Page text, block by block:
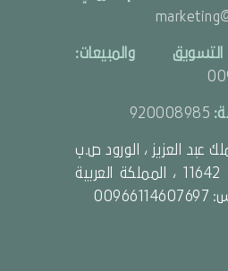
والمبيعات:
920008985
عبد العزيز ، الورود ص.ب
87096 الرياض - 11642 ، المملكة العربية